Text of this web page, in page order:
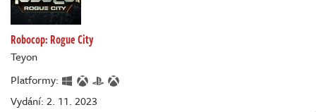
Robocop: Rogue City
Teyon
Platformy:
Vydání: 2. 11. 2023